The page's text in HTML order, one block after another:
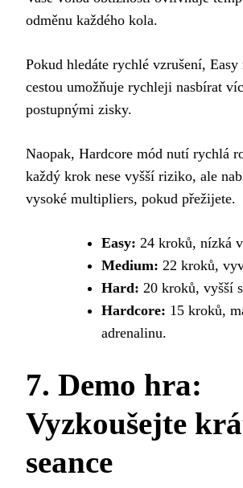
odměnu každého kola.
Pokud hledáte rychlé vzrušení, Easy
cestou umožňuje rychleji nasbírat
postupnými zisky.
Naopak, Hardcore mód nutí rychlá
každý krok nese vyšší riziko, ale
vysoké multipliers, pokud přežijete.
Easy: 24 kroků, nízká
Medium: 22 kroků,
Hard: 20 kroků, vyšší
Hardcore: 15 kroků,
adrenalinu.
7. Demo hra:
Vyzkoušejte
seance